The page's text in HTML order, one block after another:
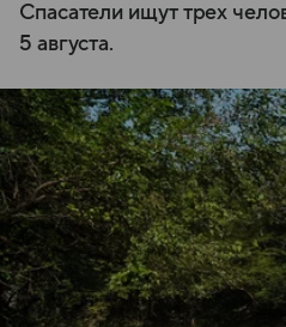
Спасатели ищут трех
5 августа.